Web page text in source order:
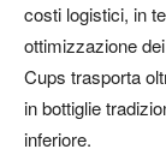
costi logistici, in
ottimizzazione
Cups trasporta
in bottiglie
inferiore.